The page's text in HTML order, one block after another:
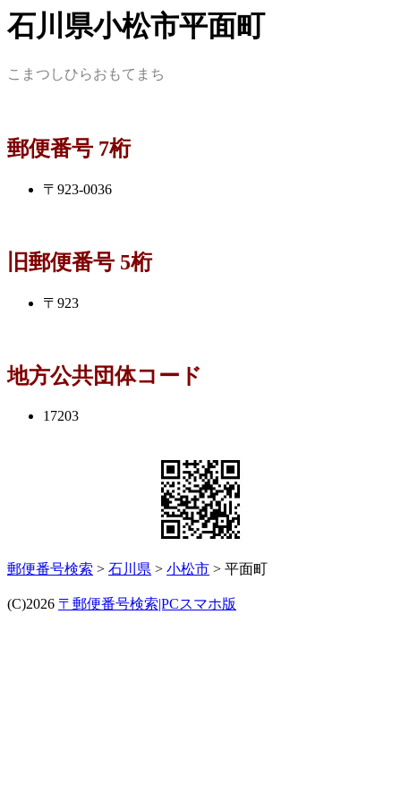
石川県小松市平面町
こまつしひらおもてまち
郵便番号 7桁
〒923-0036
旧郵便番号 5桁
〒923
地方公共団体コード
17203
郵便番号検索 > 石川県 > 小松市 > 平面町
(C)2026 〒郵便番号検索|PCスマホ版